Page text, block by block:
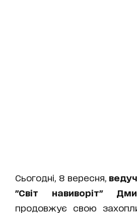
Сьогодні, 8 вересня,
"Світ навиворіт"
продовжує свою